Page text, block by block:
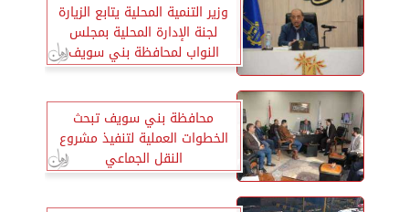
وزير التنمية المحلية يتابع الزيارة
لجنة الإدارة المحلية بمجلس
النواب لمحافظة بني سويف
محافظة بني سويف تبحث
الخطوات العملية لتنفيذ مشروع
النقل الجماعي